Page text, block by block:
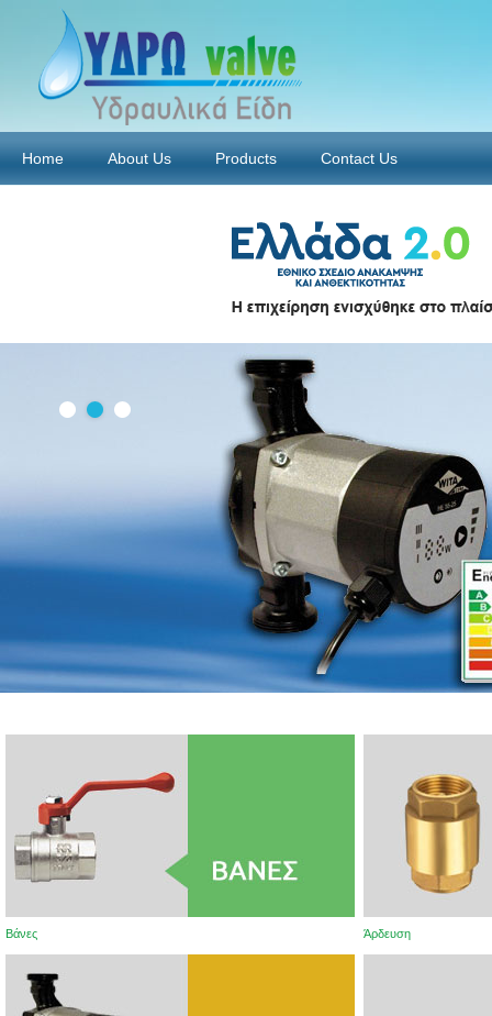
Home About Us Products Contact Us
Βάνες Άρδευση